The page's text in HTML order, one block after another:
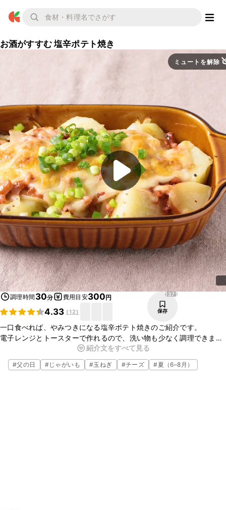
お酒がすすむ 塩辛ポテト焼き
ミュートを解除
調理時間 30分 費用目安300円
4.33 (12)
1371
保存
一口食べれば、やみつきになる塩辛ポテト焼きのご紹介です。
電子レンジとトースターで作れるので、洗い物も少なく調理できま
塩辛とじゃがいもの相性がバッチリの一品。
簡単に作れるので、ぜひお試しくださいね。
紹介文をすべて見る
#父の日 #じゃがいも #玉ねぎ #チーズ #夏（6–8月）